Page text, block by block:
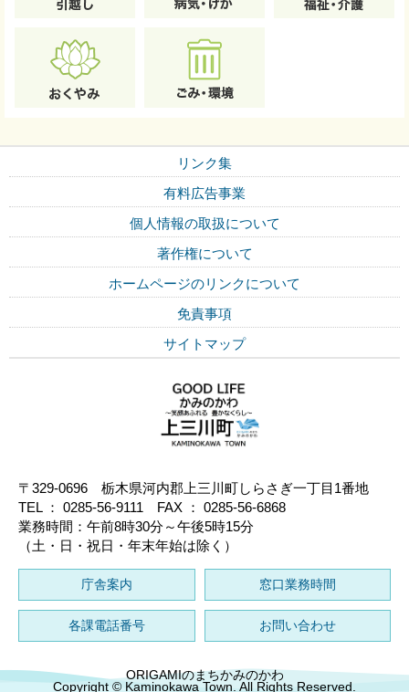
リンク集
有料広告事業
個人情報の取扱について
著作権について
ホームページのリンクについて
免責事項
サイトマップ
〒329-0696 栃木県河内郡上三川町しらさぎ一丁目1番地
TEL ： 0285-56-9111 FAX ： 0285-56-6868
業務時間：午前8時30分～午後5時15分
（土・日・祝日・年末年始は除く）
庁舎案内 窓口業務時間
各課電話番号 お問い合わせ
ORIGAMIのまちかみのかわ
Copyright © Kaminokawa Town. All Rights Reserved.